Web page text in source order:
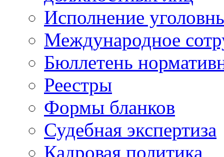
Исполнение
Международное
Бюллетень
Реестры
Формы бланков
Судебная экспертиза
Кадровая политика